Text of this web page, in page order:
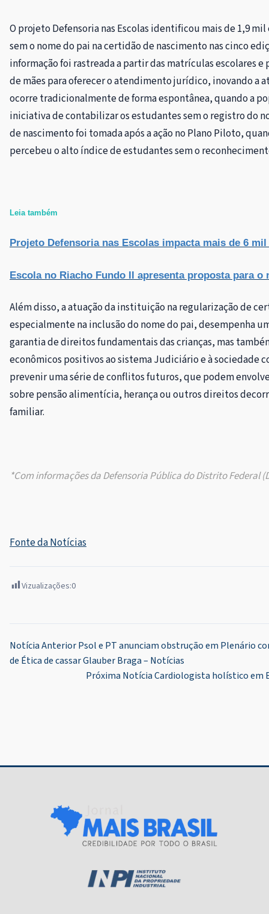
O projeto Defensoria nas Escolas identificou mais de 1,9
sem o nome do pai na certidão de nascimento nas cinco
informação foi rastreada a partir das matrículas escolares
de mães para oferecer o atendimento jurídico, inovando a
ocorre tradicionalmente de forma espontânea, quando a
iniciativa de contabilizar os estudantes sem o registro do
de nascimento foi tomada após a ação no Plano Piloto,
percebeu o alto índice de estudantes sem o
Leia também
Projeto Defensoria nas Escolas impacta mais de 6
Escola no Riacho Fundo II apresenta proposta para o
Além disso, a atuação da instituição na regularização de
especialmente na inclusão do nome do pai, desempenha
garantia de direitos fundamentais das crianças, mas
econômicos positivos ao sistema Judiciário e à sociedade
prevenir uma série de conflitos futuros, que podem
sobre pensão alimentícia, herança ou outros direitos
familiar.
*Com informações da Defensoria Pública do Distrito Federal
Fonte da Notícias
Vizualizações:0
Navegação
Notícia AnteriorPsol e PT anunciam obstrução em Plenário
de Ética de cassar Glauber Braga – Notícias
Próxima NotíciaCardiologista holístico em